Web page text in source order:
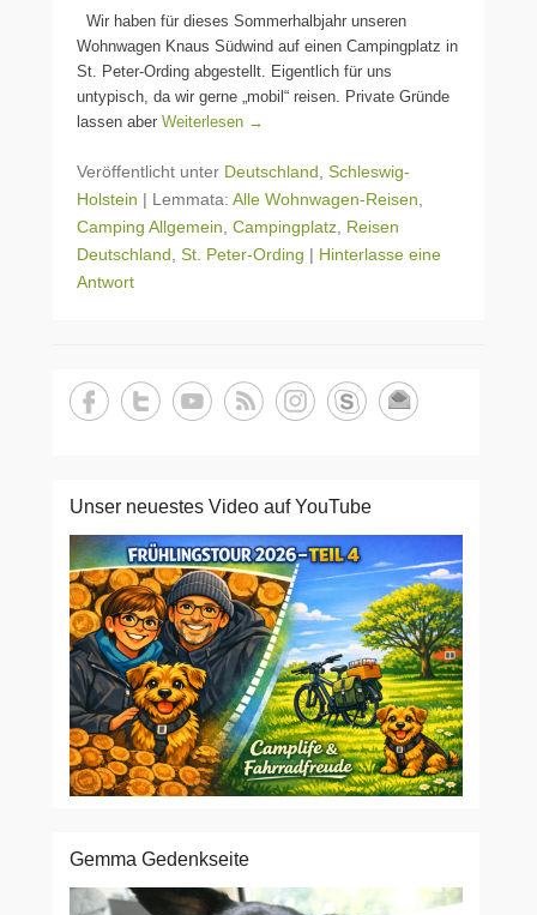
Wir haben für dieses Sommerhalbjahr unseren
Wohnwagen Knaus Südwind auf einen Campingplatz in
St. Peter-Ording abgestellt. Eigentlich für uns
untypisch, da wir gerne „mobil“ reisen. Private Gründe
lassen aber Weiterlesen →
Veröffentlicht unter Deutschland Schleswig-
Holstein | Lemmata: Alle Wohnwagen-Reisen
Camping Allgemein Campingplatz Reisen
Deutschland St. Peter-Ording | Hinterlasse eine
Antwort
Unser neuestes Video auf YouTube
Gemma Gedenkseite